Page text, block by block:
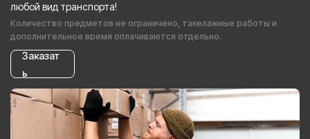
любой вид транспорта!
Количество предметов не ограничено, такелажные работы и
дополнительное время оплачиваются отдельно.
Заказат
ь